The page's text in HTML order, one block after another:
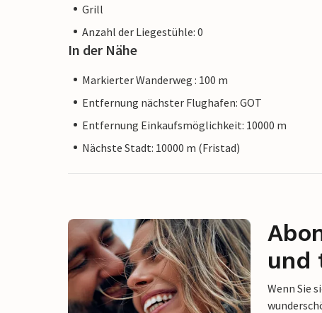
Grill
Anzahl der Liegestühle: 0
In der Nähe
Markierter Wanderweg : 100 m
Entfernung nächster Flughafen: GOT
Entfernung Einkaufsmöglichkeit: 10000 m
Nächste Stadt: 10000 m (Fristad)
und
Wenn Sie